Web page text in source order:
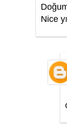
Nice